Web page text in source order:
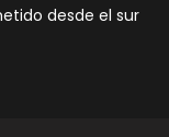
desde el sur